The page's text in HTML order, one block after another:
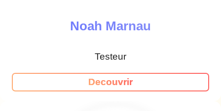
Noah Marnau
Testeur
Decouvrir